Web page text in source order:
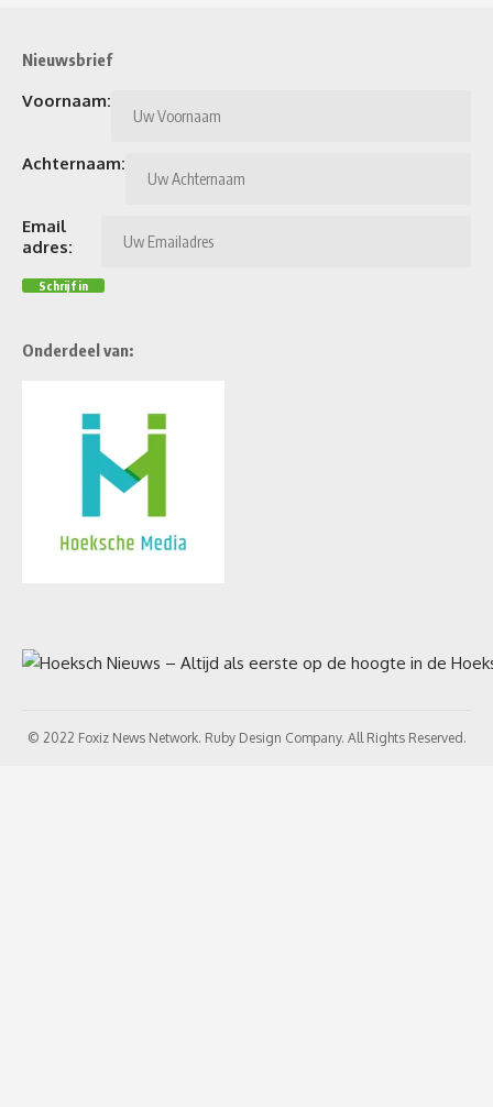
Nieuwsbrief
Voornaam:
Achternaam:
Email
adres:
Onderdeel van:
© 2022 Foxiz News Network. Ruby Design Company. All Rights Reserved.